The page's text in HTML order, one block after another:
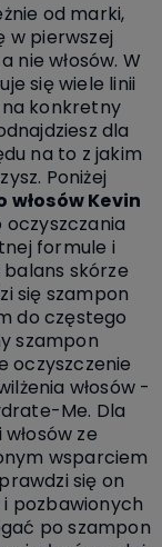
od marki,
w pierwszej
nie włosów. W
się wiele linii
konkretny
dla
na to z jakim
Poniżej
Kevin
oczyszczania
formule i
skórze
się szampon
do częstego
szampon
oczyszczenie
włosów -
Me. Dla
ze
wsparciem
się on
pozbawionych
po szampon